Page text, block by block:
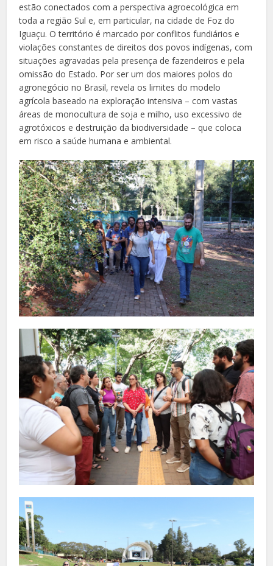
estão conectados com a perspectiva agroecológica em
toda a região Sul e, em particular, na cidade de Foz do
Iguaçu. O território é marcado por conflitos fundiários e
violações constantes de direitos dos povos indígenas, com
situações agravadas pela presença de fazendeiros e pela
omissão do Estado. Por ser um dos maiores polos do
agronegócio no Brasil, revela os limites do modelo
agrícola baseado na exploração intensiva – com vastas
áreas de monocultura de soja e milho, uso excessivo de
agrotóxicos e destruição da biodiversidade – que coloca
em risco a saúde humana e ambiental.